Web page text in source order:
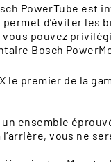
PowerTube est
d’éviter les
pouvez
Bosch
premier de la
un ensemble
vous ne